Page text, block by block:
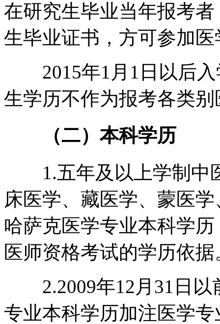
在研究生毕业当年报考
生毕业证书，方可参加
2015年1月1日以后入
生学历不作为报考各类
（二）本科学历
1.五年及以上学制中
床医学、藏医学、蒙医
哈萨克医学专业本科学
医师资格考试的学历依据
2.2009年12月31日以
专业本科学历加注医学